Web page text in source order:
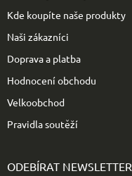
Kde koupíte naše produkty
Naši zákazníci
Doprava a platba
Hodnocení obchodu
Velkoobchod
Pravidla soutěží
ODEBÍRAT NEWSLETTER